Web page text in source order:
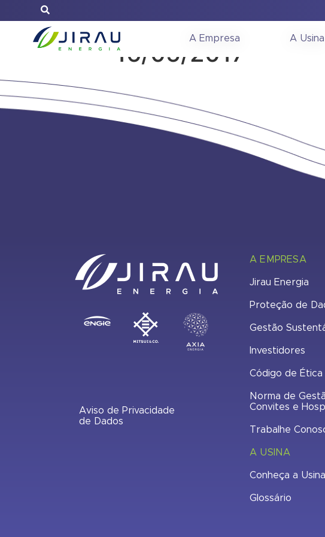
A Empresa A Usina
Reunião do
16/05/2017
Aviso de Privacidade
de Dados
A EMPRESA
Jirau Energia
Proteção de
Gestão
Investidores
Código de Ética
Norma de
Convites e
Trabalhe
A USINA
Conheça a Usina
Glossário